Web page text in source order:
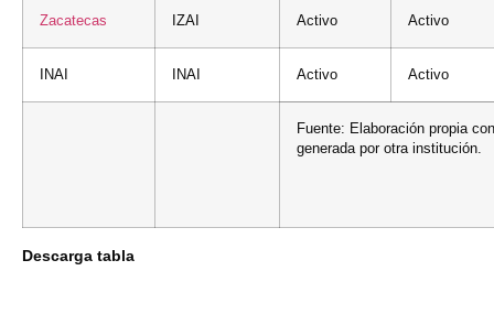
Zacatecas IZAI Activo Activo
INAI INAI Activo Activo
Fuente: Elaboración propia
generada por otra institución.
Descarga tabla